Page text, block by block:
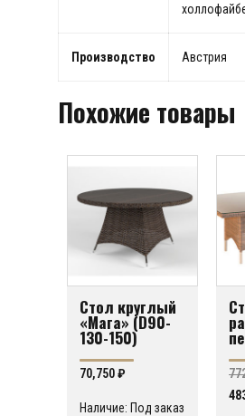
Производство Австрия
Похожие товары
Стол круглый
«Мага» (D90-
130-150)
70,750₽
Наличие: Под заказ